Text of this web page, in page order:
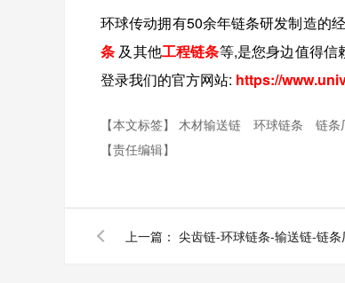
环球传动拥有50余年链条研发制造的
条 及其他工程链条等,是您身边值得信
登录我们的官方网站: https://
【本文标签】 木材输送链 环球链条 链条
【责任编辑】
上一篇：